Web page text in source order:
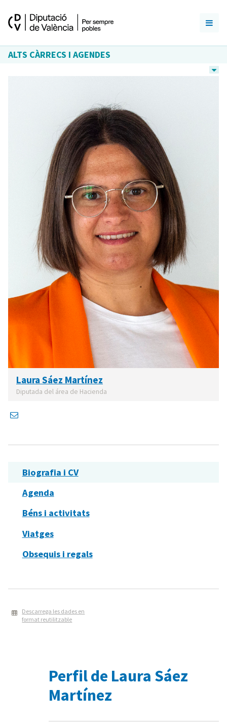
ALTS CÀRRECS I AGENDES
Laura Sáez Martínez
Diputada del área de Hacienda
Biografia i CV
Agenda
Béns i activitats
Viatges
Obsequis i regals
Descarrega les dades en
format reutilitzable
Perfil de Laura Sáez
Martínez